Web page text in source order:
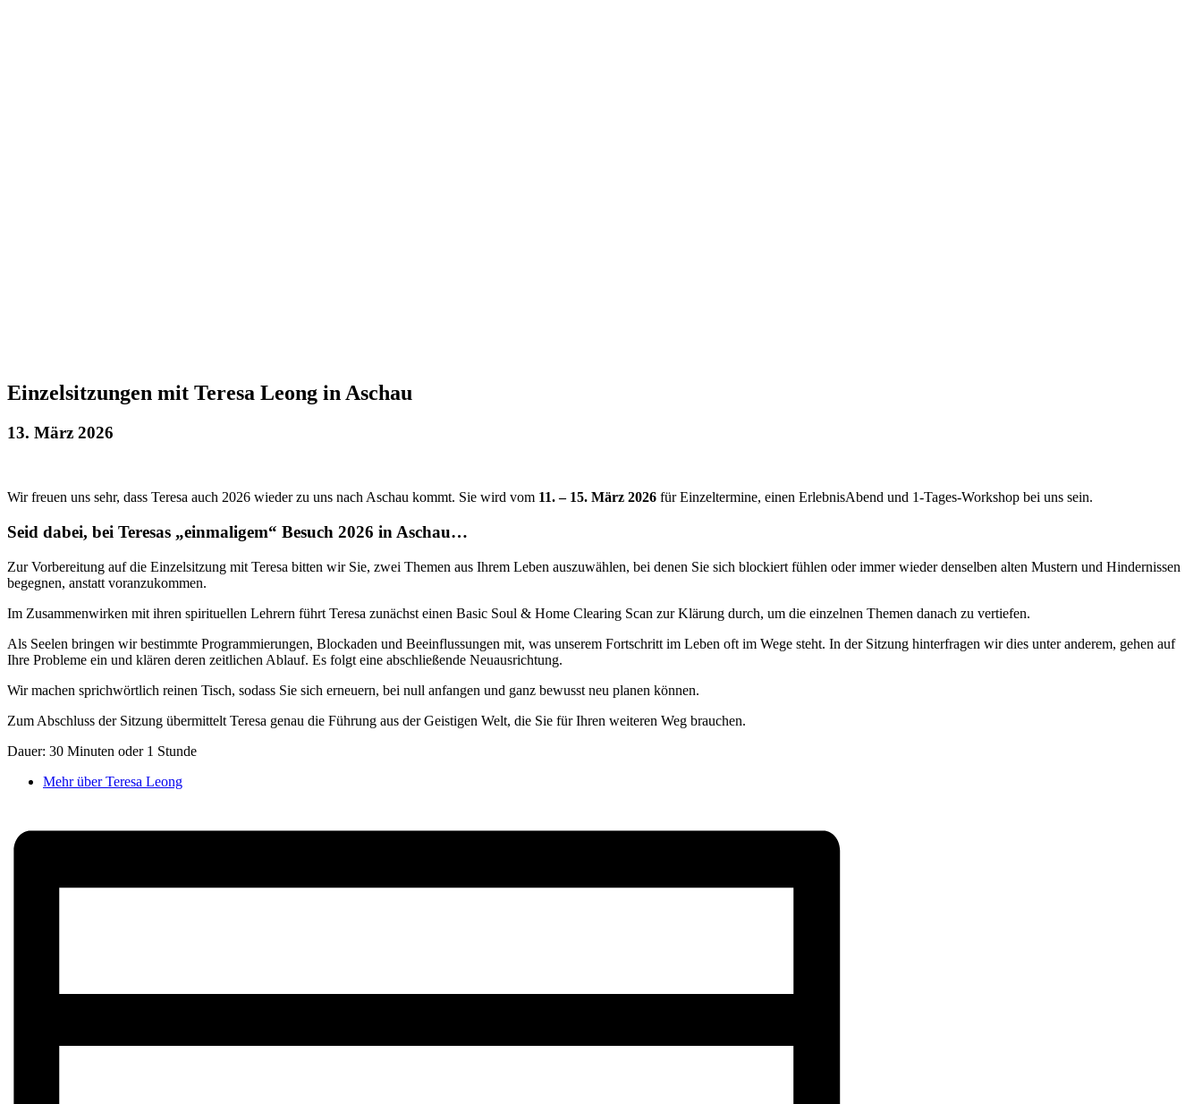
Einzelsitzungen mit Teresa Leong in Aschau
13. März 2026
Wir freuen uns sehr, dass Teresa auch 2026 wieder zu uns nach Aschau kommt. Sie wird vom 11. – 15. März 2026 für Einzeltermine, einen ErlebnisAbend und 1-Tages-Workshop bei uns sein.
Seid dabei, bei Teresas „einmaligem“ Besuch 2026 in Aschau…
Zur Vorbereitung auf die Einzelsitzung mit Teresa bitten wir Sie, zwei Themen aus Ihrem Leben auszuwählen, bei denen Sie sich blockiert fühlen oder immer wieder denselben alten Mustern und Hindernissen
begegnen, anstatt voranzukommen.
Im Zusammenwirken mit ihren spirituellen Lehrern führt Teresa zunächst einen Basic Soul & Home Clearing Scan zur Klärung durch, um die einzelnen Themen danach zu vertiefen.
Als Seelen bringen wir bestimmte Programmierungen, Blockaden und Beeinflussungen mit, was unserem Fortschritt im Leben oft im Wege steht. In der Sitzung hinterfragen wir dies unter anderem, gehen auf
Ihre Probleme ein und klären deren zeitlichen Ablauf. Es folgt eine abschließende Neuausrichtung.
Wir machen sprichwörtlich reinen Tisch, sodass Sie sich erneuern, bei null anfangen und ganz bewusst neu planen können.
Zum Abschluss der Sitzung übermittelt Teresa genau die Führung aus der Geistigen Welt, die Sie für Ihren weiteren Weg brauchen.
Dauer: 30 Minuten oder 1 Stunde
Mehr über Teresa Leong